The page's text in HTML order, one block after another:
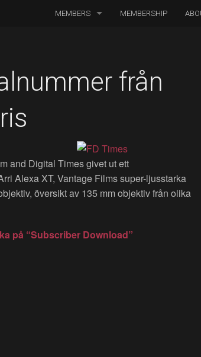
MEMBERS
ASSOCIATED MEMBERS
BOARD MEMBERS
IN MEMORIAM
MEMBERSHIP
från
and Digital Times givet ut ett
Alexa XT, Vantage Films super-ljusstarka
översikt av 135 mm objektiv från olika
på “Subscriber Download”